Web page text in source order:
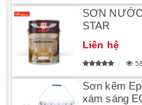
SƠN
STAR
Liên hệ
Sơn kẽm
xám sáng